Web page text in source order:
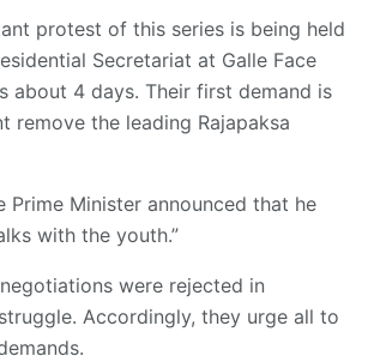
protest of this series is being held
Secretariat at Galle Face
about 4 days. Their first demand is
remove the leading Rajapaksa
Prime Minister announced that he
with the youth.”
were rejected in
Accordingly, they urge all to